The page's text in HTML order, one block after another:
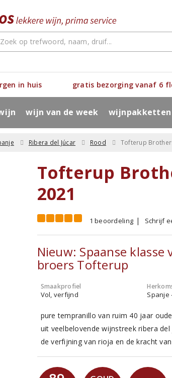
in huis gratis bezorging vanaf 6
wijn van de week wijnpakketten
Ribera del Júcar Rood Tofterup
Tofterup
2021
1 beoordeling Schrijf
Nieuw: Spaanse klasse
broers Tofterup
Smaakprofiel
Vol, verfijnd Spanje
pure tempranillo van ruim 40 jaar
uit veelbelovende wijnstreek ribera del
de verfijning van rioja en de kracht